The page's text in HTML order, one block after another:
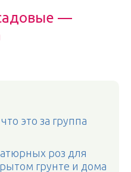
—
это за группа
роз для
грунте и дома